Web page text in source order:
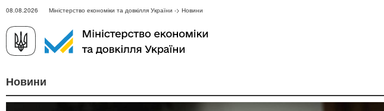
08.08.2026 Міністерство економіки та довкілля України -> Новини
Новини